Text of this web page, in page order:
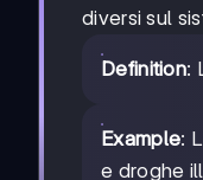
diversi sul
Definition:
Example:
e droghe